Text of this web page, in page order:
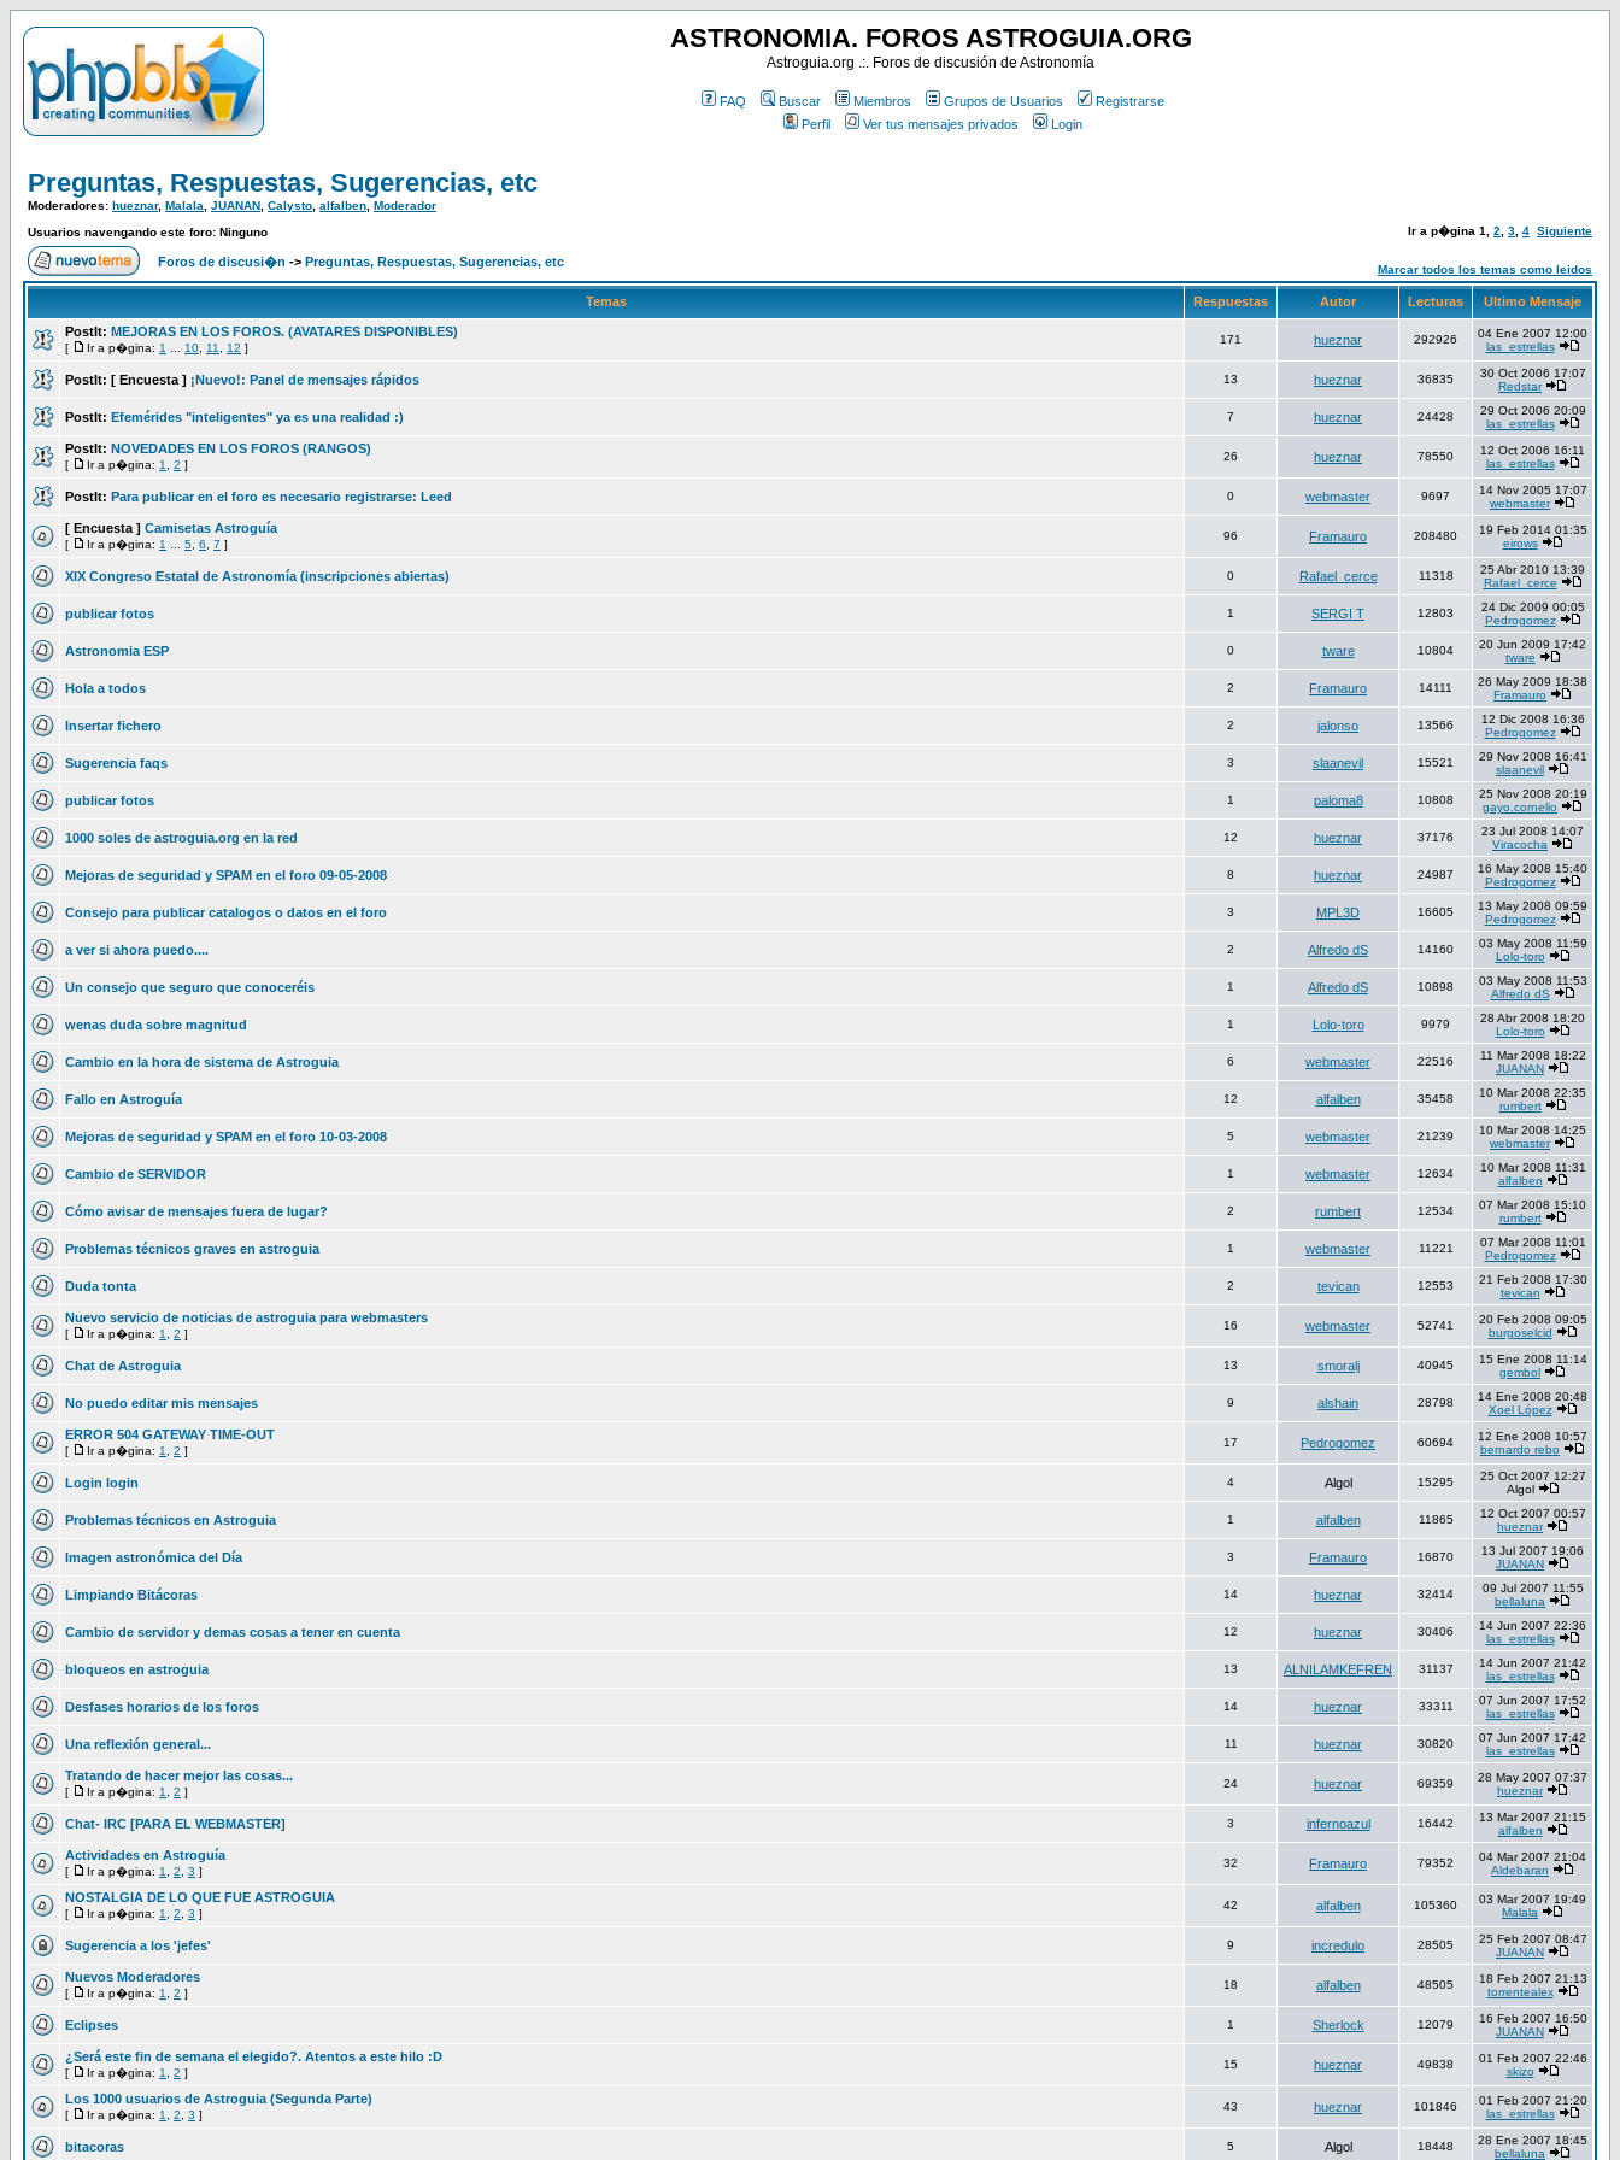
ASTRONOMIA. FOROS ASTROGUIA.ORG
Astroguia.org .:. Foros de discusión de Astronomía
FAQ Buscar Miembros Grupos de Usuarios
Registrarse
Perfil
Ver tus mensajes privados Login
Preguntas, Respuestas, Sugerencias, etc
Moderadores: hueznar, Malala JUANAN Calysto alfalben Moderador
Usuarios navengando este foro: Ninguno
Ir a p�gina 1 2 3 4 Siguiente
Foros de discusi�n -> Preguntas, Respuestas, Sugerencias, etc
Marcar todos los temas como leidos
Temas Respuestas Autor Lecturas Ultimo Mensaje
PostIt: MEJORAS EN LOS FOROS. (AVATARES DISPONIBLES)
[ Ir a p�gina: 1 10 11 12 ]
171 hueznar 292926
04 Ene 2007 12:00
las_estrellas
PostIt: [ Encuesta ] ¡Nuevo!: Panel de mensajes rápidos 13 hueznar 36835
30 Oct 2006 17:07
Redstar
PostIt: Efemérides "inteligentes" ya es una realidad :) 7 hueznar 24428
29 Oct 2006 20:09
las_estrellas
PostIt: NOVEDADES EN LOS FOROS (RANGOS)
[ Ir a p�gina: 1 2 ]
26 hueznar 78550
12 Oct 2006 16:11
las_estrellas
PostIt: Para publicar en el foro es necesario registrarse: Leed 0 webmaster 9697
14 Nov 2005 17:07
webmaster
[ Encuesta ] Camisetas Astroguía
[ Ir a p�gina: 1 5 6 7 ]
96 Framauro 208480
19 Feb 2014 01:35
eirows
XIX Congreso Estatal de Astronomía (inscripciones abiertas) 0 Rafael_cerce 11318
25 Abr 2010 13:39
Rafael_cerce
publicar fotos 1 SERGI T 12803
24 Dic 2009 00:05
Pedrogomez
Astronomia ESP 0 tware 10804
20 Jun 2009 17:42
tware
Hola a todos 2 Framauro 14111
26 May 2009 18:38
Framauro
Insertar fichero 2 jalonso 13566
12 Dic 2008 16:36
Pedrogomez
Sugerencia faqs 3 slaanevil 15521
29 Nov 2008 16:41
slaanevil
publicar fotos 1 paloma8 10808
25 Nov 2008 20:19
gayo.cornelio
1000 soles de astroguia.org en la red 12 hueznar 37176
23 Jul 2008 14:07
Viracocha
Mejoras de seguridad y SPAM en el foro 09-05-2008 8 hueznar 24987
16 May 2008 15:40
Pedrogomez
Consejo para publicar catalogos o datos en el foro 3 MPL3D 16605
13 May 2008 09:59
Pedrogomez
a ver si ahora puedo.... 2 Alfredo dS 14160
03 May 2008 11:59
Lolo-toro
Un consejo que seguro que conoceréis 1 Alfredo dS 10898
03 May 2008 11:53
Alfredo dS
wenas duda sobre magnitud 1 Lolo-toro 9979
28 Abr 2008 18:20
Lolo-toro
Cambio en la hora de sistema de Astroguia 6 webmaster 22516
11 Mar 2008 18:22
JUANAN
Fallo en Astroguía 12 alfalben 35458
10 Mar 2008 22:35
rumbert
Mejoras de seguridad y SPAM en el foro 10-03-2008 5 webmaster 21239
10 Mar 2008 14:25
webmaster
Cambio de SERVIDOR 1 webmaster 12634
10 Mar 2008 11:31
alfalben
Cómo avisar de mensajes fuera de lugar? 2 rumbert 12534
07 Mar 2008 15:10
rumbert
Problemas técnicos graves en astroguia 1 webmaster 11221
07 Mar 2008 11:01
Pedrogomez
Duda tonta 2 tevican 12553
21 Feb 2008 17:30
tevican
Nuevo servicio de noticias de astroguia para webmasters
[ Ir a p�gina: 1 2 ]
16 webmaster 52741
20 Feb 2008 09:05
burgoselcid
Chat de Astroguia 13 smoralj 40945
15 Ene 2008 11:14
gembol
No puedo editar mis mensajes 9 alshain 28798
14 Ene 2008 20:48
Xoel López
ERROR 504 GATEWAY TIME-OUT
[ Ir a p�gina: 1 2 ]
17 Pedrogomez 60694
12 Ene 2008 10:57
bernardo rebo
Login login 4 Algol 15295
25 Oct 2007 12:27
Algol
Problemas técnicos en Astroguia 1 alfalben 11865
12 Oct 2007 00:57
hueznar
Imagen astronómica del Día 3 Framauro 16870
13 Jul 2007 19:06
JUANAN
Limpiando Bitácoras 14 hueznar 32414
09 Jul 2007 11:55
bellaluna
Cambio de servidor y demas cosas a tener en cuenta 12 hueznar 30406
14 Jun 2007 22:36
las_estrellas
bloqueos en astroguia 13 ALNILAMKEFREN 31137
14 Jun 2007 21:42
las_estrellas
Desfases horarios de los foros 14 hueznar 33311
07 Jun 2007 17:52
las_estrellas
Una reflexión general... 11 hueznar 30820
07 Jun 2007 17:42
las_estrellas
Tratando de hacer mejor las cosas...
[ Ir a p�gina: 1 2 ]
24 hueznar 69359
28 May 2007 07:37
hueznar
Chat- IRC [PARA EL WEBMASTER] 3 infernoazul 16442
13 Mar 2007 21:15
alfalben
Actividades en Astroguía
[ Ir a p�gina: 1 2 3 ]
32 Framauro 79352
04 Mar 2007 21:04
Aldebaran
NOSTALGIA DE LO QUE FUE ASTROGUIA
[ Ir a p�gina: 1 2 3 ]
42 alfalben 105360
03 Mar 2007 19:49
Malala
Sugerencia a los 'jefes' 9 incredulo 28505
25 Feb 2007 08:47
JUANAN
Nuevos Moderadores
[ Ir a p�gina: 1 2 ]
18 alfalben 48505
18 Feb 2007 21:13
torrentealex
Eclipses 1 Sherlock 12079
16 Feb 2007 16:50
JUANAN
¿Será este fin de semana el elegido?. Atentos a este hilo :D
[ Ir a p�gina: 1 2 ]
15 hueznar 49838
01 Feb 2007 22:46
skizo
Los 1000 usuarios de Astroguia (Segunda Parte)
[ Ir a p�gina: 1 2 3 ]
43 hueznar 101846
01 Feb 2007 21:20
las_estrellas
bitacoras 5 Algol 18448
28 Ene 2007 18:45
bellaluna